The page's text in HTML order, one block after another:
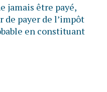
jamais être payé,
de payer de l’impôt
en constituant